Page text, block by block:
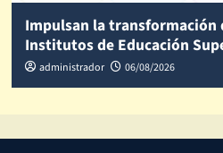
Impulsan la transformación
Institutos de Educación
administrador 06/08/2026